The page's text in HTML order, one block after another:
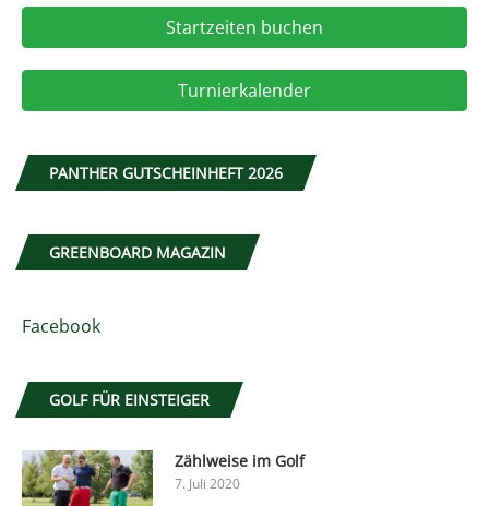
Startzeiten buchen
Turnierkalender
PANTHER GUTSCHEINHEFT 2026
GREENBOARD MAGAZIN
Facebook
GOLF FÜR EINSTEIGER
Zählweise im Golf
7. Juli 2020